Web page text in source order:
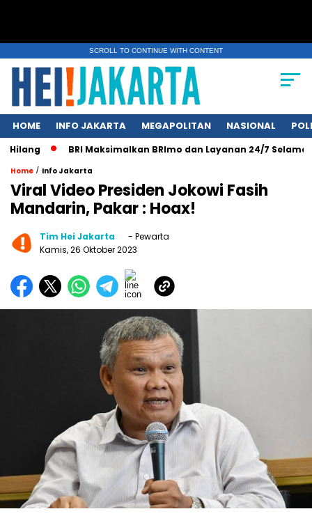
SCROLL TO CONTINUE WITH CONTENT
HOME INFO JAKARTA MEGAPOLITAN NASIONAL
BRI Maksimalkan BRImo dan Layanan 24/7 Selama
Home / Info Jakarta
Viral Video Presiden Jokowi Fasih
Mandarin, Pakar : Hoax!
Tim Hei Jakarta
- Pewarta
Kamis, 26 Oktober 2023